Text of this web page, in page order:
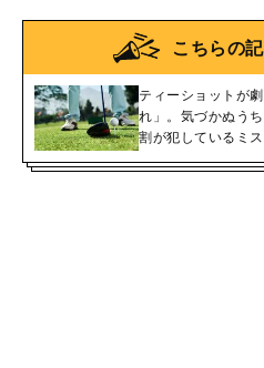
こちらの
ティーショットが
れ」。気づかぬう
割が犯しているミス